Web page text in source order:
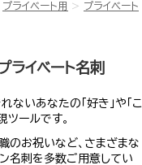
プライベート用
プライベート
イベート名刺
いあなたの「好き」や「こ
ツールです。
のお祝いなど、さまざまな
名刺を多数ご用意してい